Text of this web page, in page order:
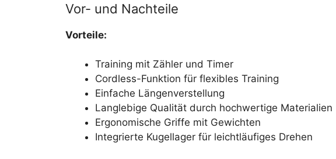
Vor- und Nachteile
Vorteile:
Training mit Zähler und Timer
Cordless-Funktion für flexibles Training
Einfache Längenverstellung
Langlebige Qualität durch hochwertige Materialien
Ergonomische Griffe mit Gewichten
Integrierte Kugellager für leichtläufiges Drehen